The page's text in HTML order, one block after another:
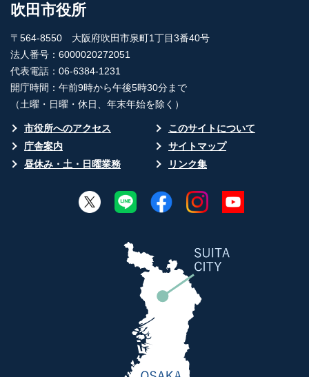
吹田市役所
〒564-8550 大阪府吹田市泉町1丁目3番40号
法人番号：6000020272051
代表電話：06-6384-1231
開庁時間：午前9時から午後5時30分まで
（土曜・日曜・休日、年末年始を除く）
市役所へのアクセス
このサイトについて
庁舎案内
サイトマップ
昼休み・土・日曜業務
リンク集